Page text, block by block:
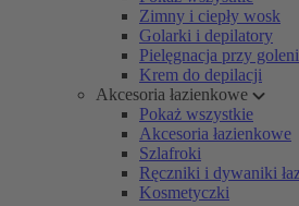
Zimny i ciepły wosk
Golarki i depilatory
Pielęgnacja przy
Krem do depilacji
Akcesoria łazienkowe
Pokaż wszystkie
Akcesoria łazienkowe
Szlafroki
Ręczniki i dywaniki
Kosmetyczki